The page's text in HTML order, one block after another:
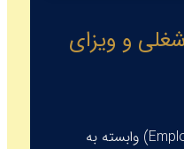
و ویزای
) وابسته به